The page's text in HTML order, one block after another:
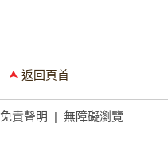
返回頁首
免責聲明 | 無障礙瀏覽